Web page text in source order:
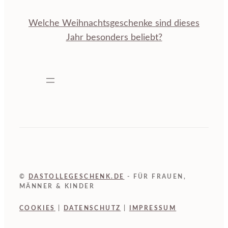
Welche Weihnachtsgeschenke sind dieses
Jahr besonders beliebt?
© DASTOLLEGESCHENK.DE
- FÜR FRAUEN,
MÄNNER & KINDER
COOKIES DATENSCHUTZ IMPRESSUM